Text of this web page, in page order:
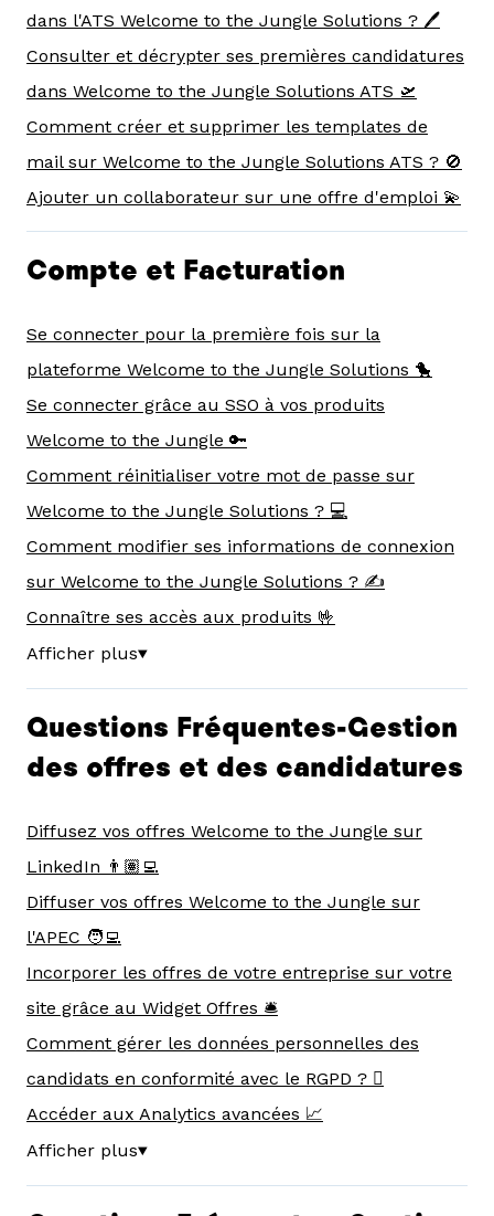
dans l'ATS Welcome to the Jungle Solutions ? 🖊️
Consulter et décrypter ses premières candidatures
dans Welcome to the Jungle Solutions ATS 🛫
Comment créer et supprimer les templates de
mail sur Welcome to the Jungle Solutions ATS ? 🚫
Ajouter un collaborateur sur une offre d'emploi 💫
Compte et Facturation
Se connecter pour la première fois sur la
plateforme Welcome to the Jungle Solutions 🐤
Se connecter grâce au SSO à vos produits
Welcome to the Jungle 🔑
Comment réinitialiser votre mot de passe sur
Welcome to the Jungle Solutions ? 💻
Comment modifier ses informations de connexion
sur Welcome to the Jungle Solutions ? ✍️
Connaître ses accès aux produits 🤟
Afficher plus▼
Questions Fréquentes-Gestion
des offres et des candidatures
Diffusez vos offres Welcome to the Jungle sur
LinkedIn 👨🏽‍💻
Diffuser vos offres Welcome to the Jungle sur
l'APEC 🧑‍💻
Incorporer les offres de votre entreprise sur votre
site grâce au Widget Offres 🛎️
Comment gérer les données personnelles des
candidats en conformité avec le RGPD ? 🫆
Accéder aux Analytics avancées 📈
Afficher plus▼